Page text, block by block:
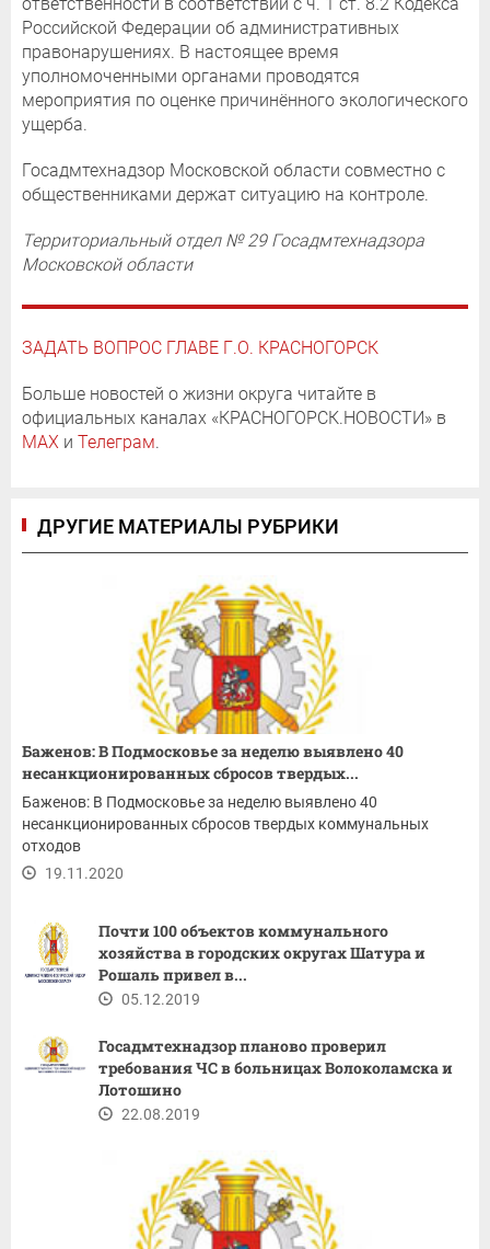
Российской Федерации об административных
правонарушениях. В настоящее время
уполномоченными органами проводятся
мероприятия по оценке причинённого экологического
ущерба.
Госадмтехнадзор Московской области совместно с
общественниками держат ситуацию на контроле.
Территориальный отдел № 29 Госадмтехнадзора
Московской области
ЗАДАТЬ ВОПРОС ГЛАВЕ Г.О. КРАСНОГОРСК
Больше новостей о жизни округа читайте в
официальных каналах «КРАСНОГОРСК.НОВОСТИ» в
MAX и Телеграм.
ДРУГИЕ МАТЕРИАЛЫ РУБРИКИ
Баженов: В Подмосковье за неделю выявлено 40
несанкционированных сбросов твердых...
Баженов: В Подмосковье за неделю выявлено 40
несанкционированных сбросов твердых коммунальных
отходов
19.11.2020
Почти 100 объектов коммунального
хозяйства в городских округах Шатура и
Рошаль привел в...
05.12.2019
Госадмтехнадзор планово проверил
требования ЧС в больницах Волоколамска и
Лотошино
22.08.2019